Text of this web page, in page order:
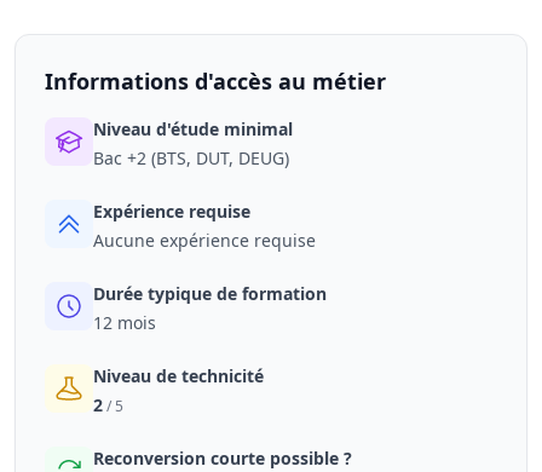
Informations d'accès au métier
Niveau d'étude minimal
Bac +2 (BTS, DUT, DEUG)
Expérience requise
Aucune expérience requise
Durée typique de formation
12 mois
Niveau de technicité
2/ 5
Reconversion courte possible ?